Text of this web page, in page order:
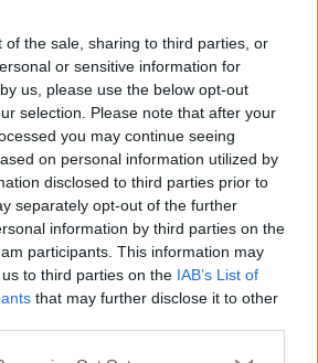
of the sale, sharing to third parties, or
or sensitive information for
us, please use the below opt-out
selection. Please note that after your
you may continue seeing
on personal information utilized by
disclosed to third parties prior to
separately opt-out of the further
information by third parties on the
participants. This information may
to third parties on the IAB’s List of
that may further disclose it to other
τοξικά, δεν αντέχω»
η ηθοποιός.